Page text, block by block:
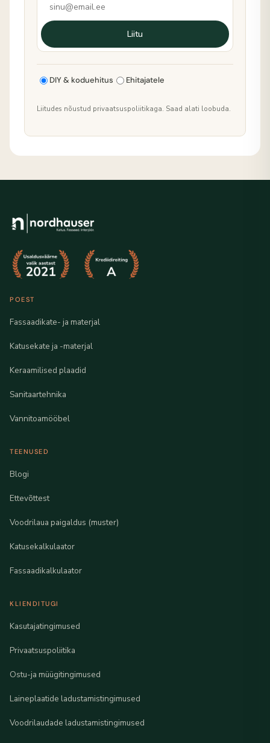
Liitu
DIY & koduehitus Ehitajatele
Liitudes nõustud privaatsuspoliitikaga. Saad alati loobuda.
POEST
Fassaadikate- ja materjal
Katusekate ja -materjal
Keraamilised plaadid
Sanitaartehnika
Vannitoamööbel
TEENUSED
Blogi
Ettevõttest
Voodrilaua paigaldus (muster)
Katusekalkulaator
Fassaadikalkulaator
KLIENDITUGI
Kasutajatingimused
Privaatsuspoliitika
Ostu-ja müügitingimused
Laineplaatide ladustamistingimused
Voodrilaudade ladustamistingimused